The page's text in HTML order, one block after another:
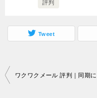
評判
Tweet
投